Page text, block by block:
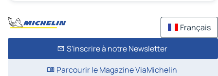
Français
S'inscrire à notre Newsletter
Parcourir le Magazine ViaMichelin